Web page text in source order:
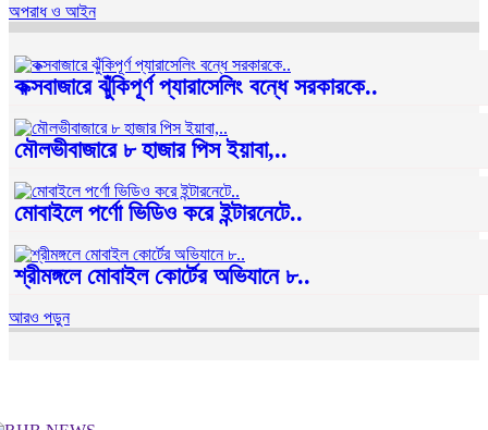
অপরাধ ও আইন
কক্সবাজারে ঝুঁকিপূর্ণ প্যারাসেলিং বন্ধে সরকারকে..
মৌলভীবাজারে ৮ হাজার পিস ইয়াবা,..
মোবাইলে পর্ণো ভিডিও করে ইন্টারনেটে..
শ্রীমঙ্গলে মোবাইল কোর্টের অভিযানে ৮..
আরও পড়ুন